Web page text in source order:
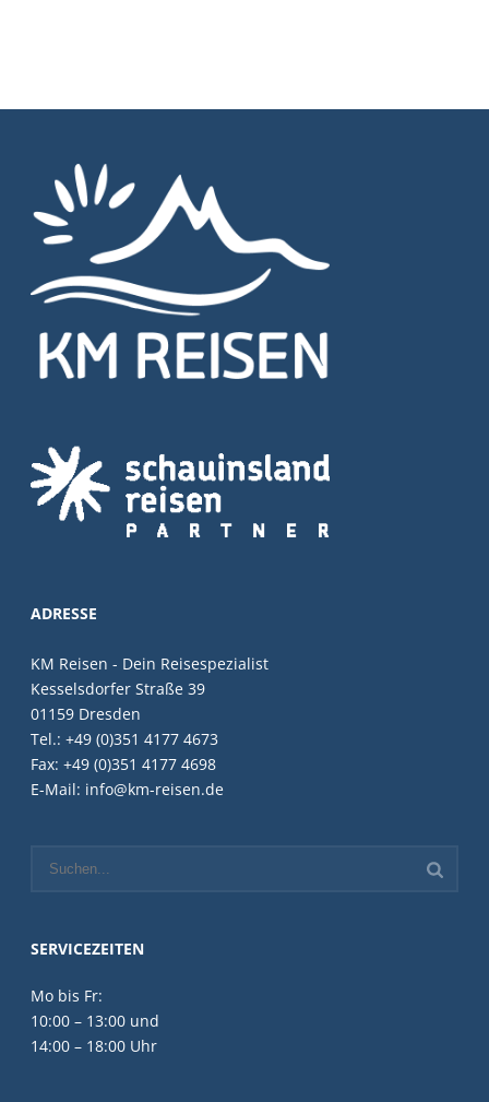
ADRESSE
KM Reisen - Dein Reisespezialist
Kesselsdorfer Straße 39
01159 Dresden
Tel.: +49 (0)351 4177 4673
Fax: +49 (0)351 4177 4698
E-Mail: info@km-reisen.de
SERVICEZEITEN
Mo bis Fr:
10:00 – 13:00 und
14:00 – 18:00 Uhr